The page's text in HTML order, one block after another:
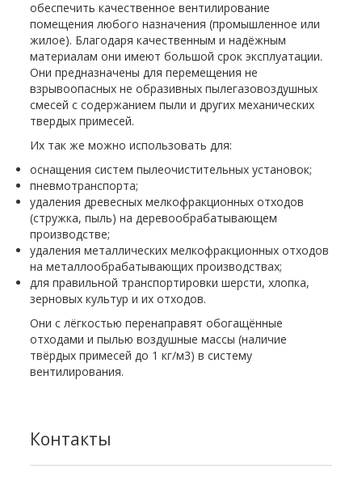
обеспечить качественное вентилирование
помещения любого назначения (промышленное или
жилое). Благодаря качественным и надёжным
материалам они имеют большой срок эксплуатации.
Они предназначены для перемещения не
взрывоопасных не образивных пылегазовоздушных
смесей с содержанием пыли и других механических
твердых примесей.
Их так же можно использовать для:
оснащения систем пылеочистительных установок;
пневмотранспорта;
удаления древесных мелкофракционных отходов
(стружка, пыль) на деревообрабатывающем
производстве;
удаления металлических мелкофракционных отходов
на металлообрабатывающих производствах;
для правильной транспортировки шерсти, хлопка,
зерновых культур и их отходов.
Они с лёгкостью перенаправят обогащённые
отходами и пылью воздушные массы (наличие
твёрдых примесей до 1 кг/м3) в систему
вентилирования.
Контакты